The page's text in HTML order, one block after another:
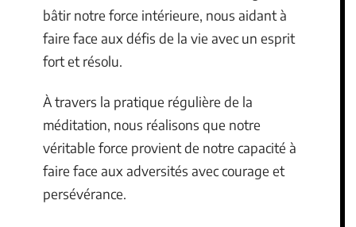
bâtir notre force intérieure, nous aidant à
faire face aux défis de la vie avec un esprit
fort et résolu.
À travers la pratique régulière de la
méditation, nous réalisons que notre
véritable force provient de notre capacité à
faire face aux adversités avec courage et
persévérance.